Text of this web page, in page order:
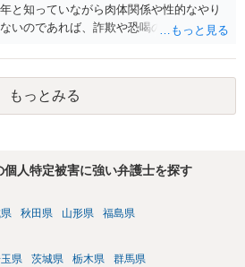
と知っていながら肉体関係や性的なやり
いのであれば、詐欺や恐喝の可能性が高
もっとみる
人特定被害に強い弁護士を探す
秋田県 山形県 福島県
県 茨城県 栃木県 群馬県